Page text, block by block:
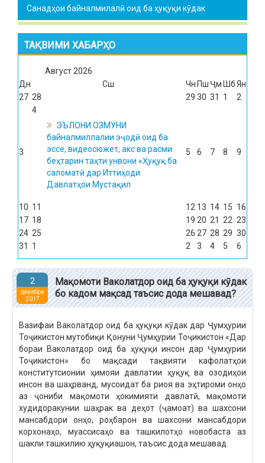
Санадҳои байналмилалӣ оид ба ҳуқуқи кӯдак
ТАҚВИМИ ХАБАРҲО
Август2026
Дн
Сш Чн Пш Ҷм ШбЯн
27 28 29 30 31 1 2
3
4
ЭЪЛОНИ ОЗМУНИ
байналмиллалии эҷодӣ оид ба
эссе, видеосюжет, акс ва расми
беҳтарин таҳти унвони «Ҳуқуқ ба
саломатӣ дар Иттиҳоди
Давлатҳои Мустақил
5 6 7 8 9
10 11 12 13 14 15 16
17 18 19 20 21 22 23
24 25 26 27 28 29 30
31
1 2 3 4 5 6
2
декабри
2017
Мақомоти Ваколатдор оид ба ҳуқуқи кӯдак
бо кадом мақсад таъсис дода мешавад?
Вазифаи Ваколатдор оид ба ҳуқуқи кӯдак дар Ҷумҳурии
Тоҷикистон мутобиқи Қонуни Ҷумҳурии Тоҷикистон «Дар
бораи Ваколатдор оид ба ҳуқуқи инсон дар Ҷумҳурии
Тоҷикистон» бо мақсади тақвияти кафолатҳои
конститутсионии ҳимояи давлатии ҳуқуқ ва озодиҳои
инсон ва шаҳрванд, мусоидат ба риоя ва эҳтироми онҳо
аз ҷониби мақомоти ҳокимияти давлатӣ, мақомоти
худидоракунии шаҳрак ва деҳот (ҷамоат) ва шахсони
мансабдори онҳо, роҳбарон ва шахсони мансабдори
корхонаҳо, муассисаҳо ва ташкилотҳо новобаста аз
шакли ташкилию ҳуқуқиашон, таъсис дода мешавад.